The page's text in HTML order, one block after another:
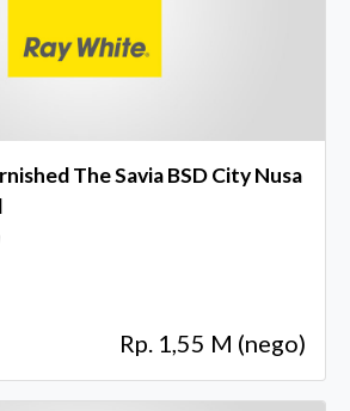
The Savia BSD City Nusa
Rp. 1,55 M (nego)